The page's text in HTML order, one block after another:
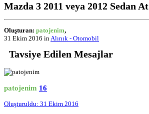
Mazda 3 2011 veya 2012 Sedan At
Oluşturan: patojenim,
31 Ekim 2016 in Alınık - Otomobil
Tavsiye Edilen Mesajlar
patojenim 16
Oluşturuldu: 31 Ekim 2016